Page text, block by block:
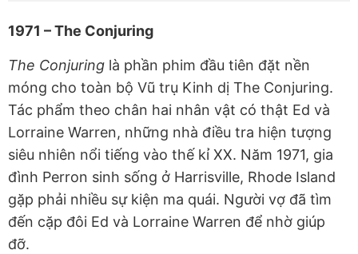
1971 – The Conjuring
The Conjuring là phần phim đầu tiên đặt nền
móng cho toàn bộ Vũ trụ Kinh dị The Conjuring.
Tác phẩm theo chân hai nhân vật có thật Ed và
Lorraine Warren, những nhà điều tra hiện tượng
siêu nhiên nổi tiếng vào thế kỉ XX. Năm 1971, gia
đình Perron sinh sống ở Harrisville, Rhode Island
gặp phải nhiều sự kiện ma quái. Người vợ đã tìm
đến cặp đôi Ed và Lorraine Warren để nhờ giúp
đỡ.